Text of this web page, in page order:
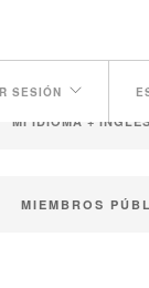
SESIÓN
MIEMBROS